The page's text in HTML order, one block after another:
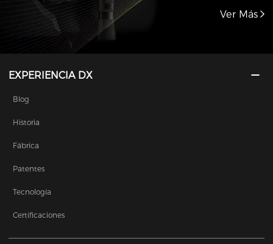
Ver Más
EXPERIENCIA DX
Blog
Historia
Fábrica
Patentes
Tecnología
Certificaciones